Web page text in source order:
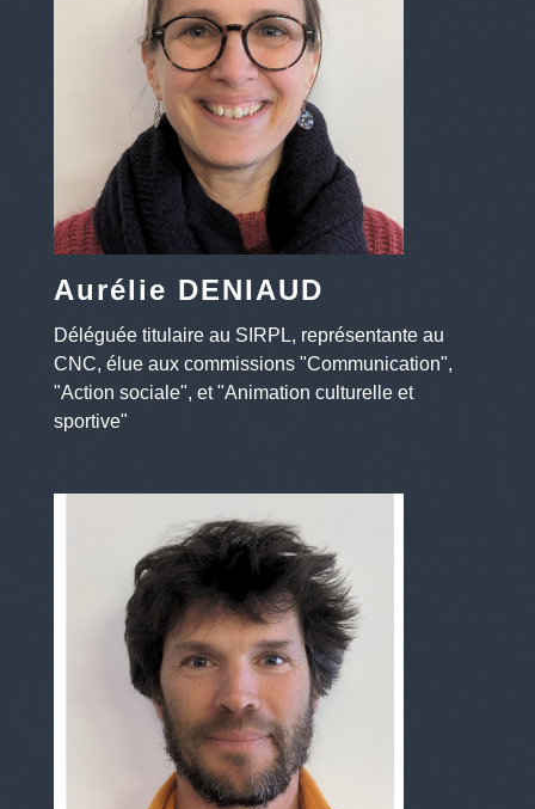
Aurélie DENIAUD
Déléguée titulaire au SIRPL, représentante au
CNC, élue aux commissions "Communication",
"Action sociale", et "Animation culturelle et
sportive"